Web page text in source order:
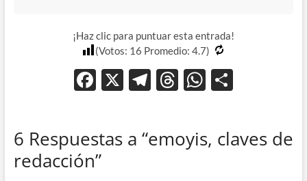
¡Haz clic para puntuar esta entrada!
(Votos: 16 Promedio:4.7)
F
b
o
X T
gr
T
a
W
s
p
6 Respuestas a “emoyis, claves de
redacción”